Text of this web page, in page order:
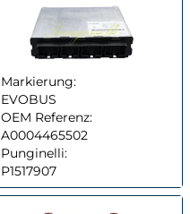
Markierung:
EVOBUS
OEM Referenz:
A0004465502
Punginelli:
P1517907